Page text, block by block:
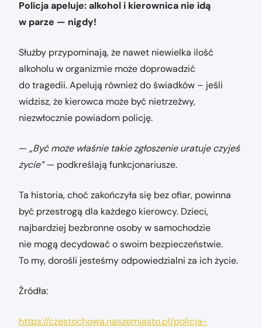
Policja apeluje: alkohol i kierownica nie idą
w parze — nigdy!
Służby przypominają, że nawet niewielka ilość
alkoholu w organizmie może doprowadzić
do tragedii. Apelują również do świadków – jeśli
widzisz, że kierowca może być nietrzeźwy,
niezwłocznie powiadom policję.
— „Być może właśnie takie zgłoszenie uratuje czyjeś
życie”— podkreślają funkcjonariusze.
Ta historia, choć zakończyła się bez ofiar, powinna
być przestrogą dla każdego kierowcy. Dzieci,
najbardziej bezbronne osoby w samochodzie
nie mogą decydować o swoim bezpieczeństwie.
To my, dorośli jesteśmy odpowiedzialni za ich życie.
Źródła:
https://czestochowa.naszemiasto.pl/policja-